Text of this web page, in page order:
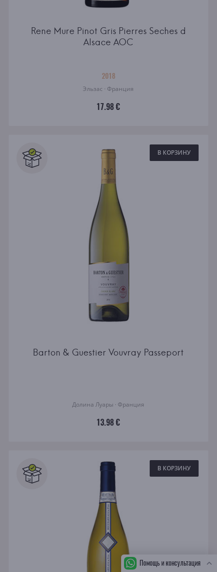
Помощь и консультация
Rene Mure Pinot Gris Pierres Seches d
Alsace AOC
2018
Эльзас · Франция
17.98 €
В КОРЗИНУ
Barton & Guestier Vouvray Passeport
Долина Луары · Франция
13.98 €
В КОРЗИНУ